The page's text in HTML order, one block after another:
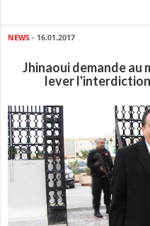
NEWS - 16.01.2017
Jhinaoui demande au
lever